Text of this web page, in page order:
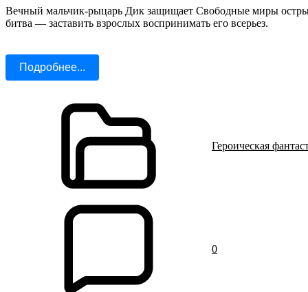
Вечный мальчик-рыцарь Дик защищает Свободные миры
битва — заставить взрослых воспринимать его всерьез.
Подробнее...
Героическая
0